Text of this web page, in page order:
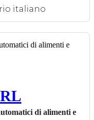
italiano
di alimenti e